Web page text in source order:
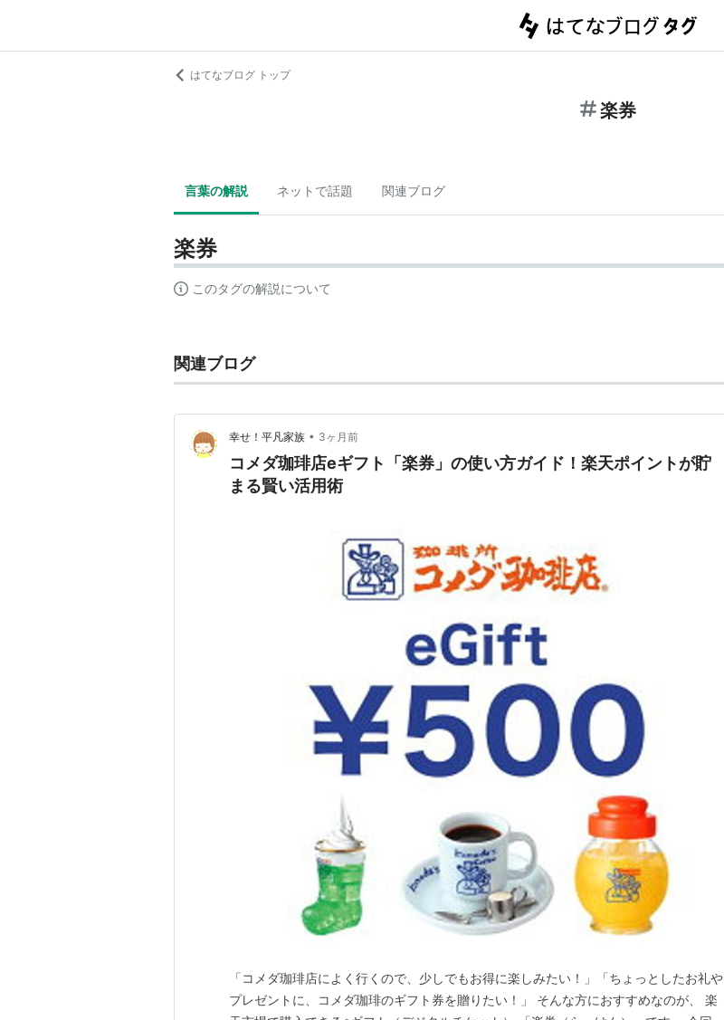
はてなブログ トップ
楽券
言葉の解説 ネットで話題 関連ブログ
楽券
このタグの解説について
関連ブログ
幸せ！平凡家族 • 3ヶ月前
コメダ珈琲店eギフト「楽券」の使い方ガイド！楽天ポイントが貯
まる賢い活用術
「コメダ珈琲店によく行くので、少しでもお得に楽しみたい！」「ちょっとしたお礼や
プレゼントに、コメダ珈琲のギフト券を贈りたい！」 そんな方におすすめなのが、 楽